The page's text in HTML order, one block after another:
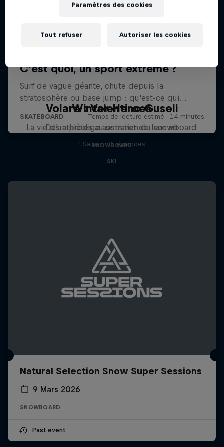
Volare : Valentino Guseli
La vie d’un prodige australien du snowboard
SNOWBOARD
Winter Heroes
Des athlètes au sommet de leur art
1 Saison · 15 épisodes
SKI
Natural Selection Snow Super Sessions
9 Mars 2026
SNOWBOARD
Past event
Paramètres des cookies
Tout refuser Autoriser les cookies